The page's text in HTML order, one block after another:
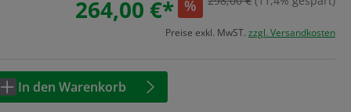
264,00 €* %
Preise exkl. MwST. zzgl. Versandkosten
Geben Sie den gewünschten
In den Warenkorb